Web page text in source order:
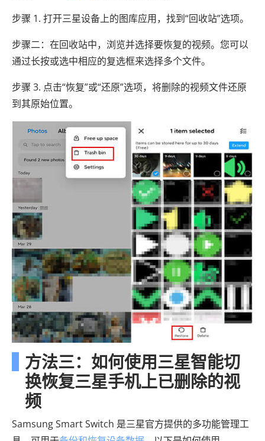
步骤 1. 打开三星设备上的图库应用，找到“回收站”选项。
步骤二：在回收站中，浏览并选择要恢复的视频。您可以
通过长按或选中相应的复选框来选择多个文件。
步骤 3. 点击“恢复”或“还原”选项，将删除的视频文件还原
到其原始位置。
方法三：如何使用三星智能切
换恢复三星手机上已删除的视
频
Samsung Smart Switch 是三星官方提供的多功能管理工